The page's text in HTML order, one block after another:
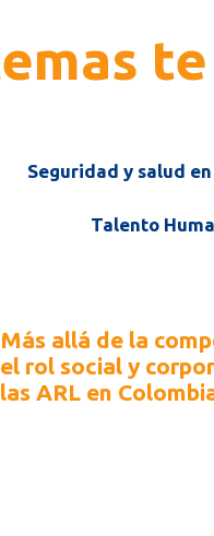
Seguridad y salud
Talento
Más allá de la
el rol social y
las ARL en